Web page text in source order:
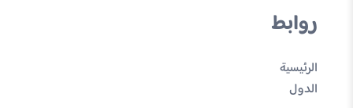
روابط
الرئيسية
الدول